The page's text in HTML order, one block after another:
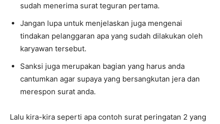
sudah menerima surat teguran pertama.
Jangan lupa untuk menjelaskan juga mengenai
tindakan pelanggaran apa yang sudah dilakukan oleh
karyawan tersebut.
Sanksi juga merupakan bagian yang harus anda
cantumkan agar supaya yang bersangkutan jera dan
merespon surat anda.
Lalu kira-kira seperti apa contoh surat peringatan 2 yang